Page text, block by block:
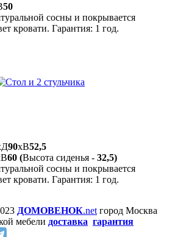
50
сосны и покрывается
кровати. Гарантия: 1 год.
90xВ52,5
60 (Высота сиденья - 32,5)
сосны и покрывается
кровати. Гарантия: 1 год.
ДОМОВЕНОК.net город Москва
мебели доставка гарантия